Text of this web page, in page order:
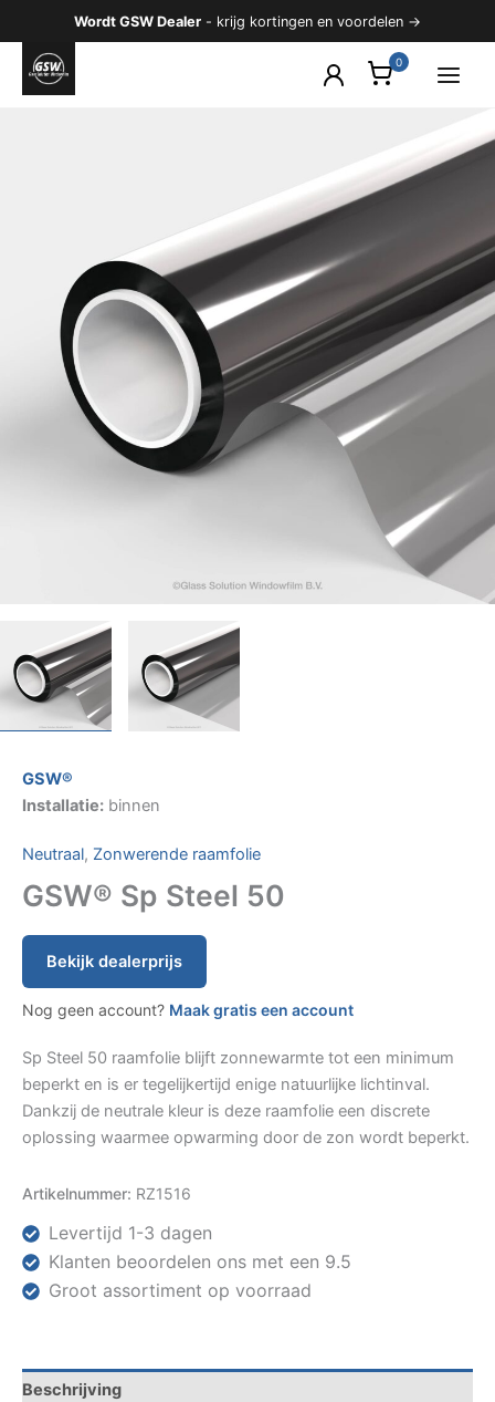
naar
inhoud
Wordt GSW Dealer - krijg kortingen en voordelen →
GSW®
Installatie: binnen
Neutraal, Zonwerende raamfolie
GSW® Sp Steel 50
Bekijk dealerprijs
Nog geen account? Maak gratis een account
Sp Steel 50 raamfolie blijft zonnewarmte tot een minimum
beperkt en is er tegelijkertijd enige natuurlijke lichtinval.
Dankzij de neutrale kleur is deze raamfolie een discrete
oplossing waarmee opwarming door de zon wordt beperkt.
Artikelnummer: RZ1516
Levertijd 1-3 dagen
Klanten beoordelen ons met een 9.5
Groot assortiment op voorraad
Beschrijving